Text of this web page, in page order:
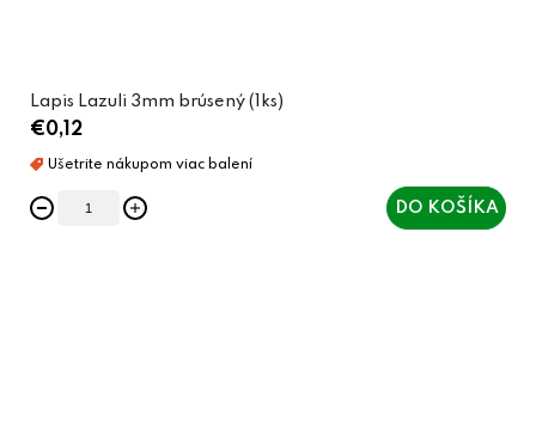
Lapis Lazuli 3mm brúsený (1ks)
€0,12
DO KOŠÍKA